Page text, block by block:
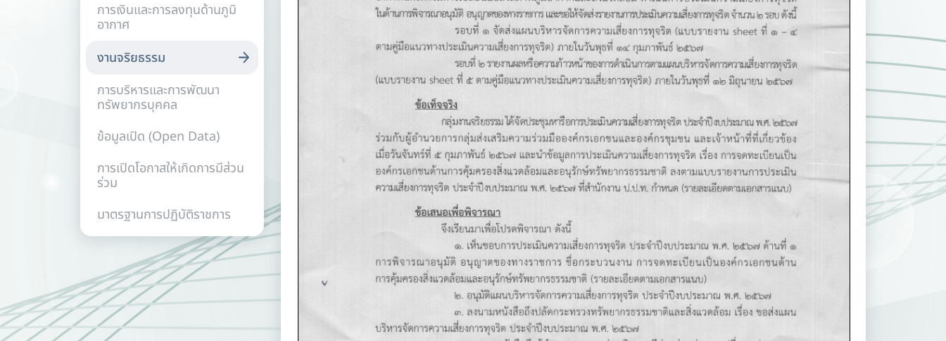
การเงินและการลงทุนด้านภูมิ
อากาศ
งานจริยธรรม
การบริหารและการพัฒนา
ทรัพยากรบุคคล
ข้อมูลเปิด (Open Data)
การเปิดโอกาสให้เกิดการมีส่วน
ร่วม
มาตรฐานการปฏิบัติราชการ